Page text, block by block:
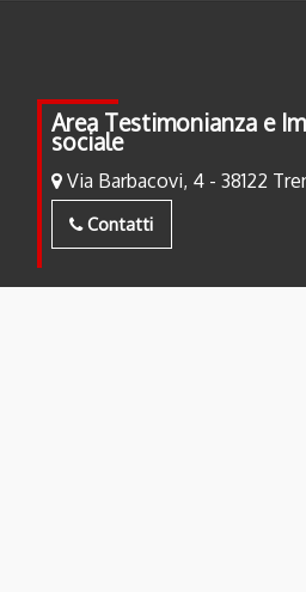
Area Testimonianza e
sociale
Via Barbacovi, 4 - 38122
Contatti